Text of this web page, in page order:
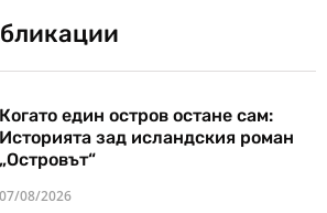
Когато един остров остане сам:
Историята зад исландския роман
„Островът“
07/08/2026